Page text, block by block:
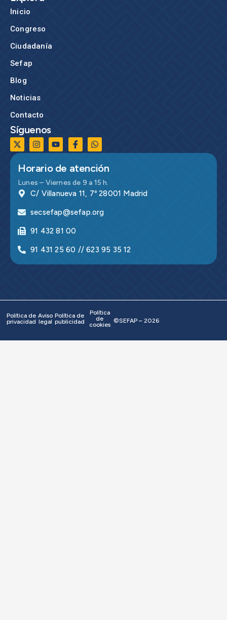
Inicio
Congreso
Ciudadanía
Sefap
Blog
Noticias
Contacto
Síguenos
Horario de atención
Lunes – Viernes de 9 a 15 h.
C/ Villanueva 11, 7º 28001 Madrid
secsefap@sefap.org
91 432 81 00
91 431 25 60 // 623 95 35 12
©SEFAP – 2026
Política de
privacidad
Aviso
legal
Política de
publicidad
Política
de
cookies